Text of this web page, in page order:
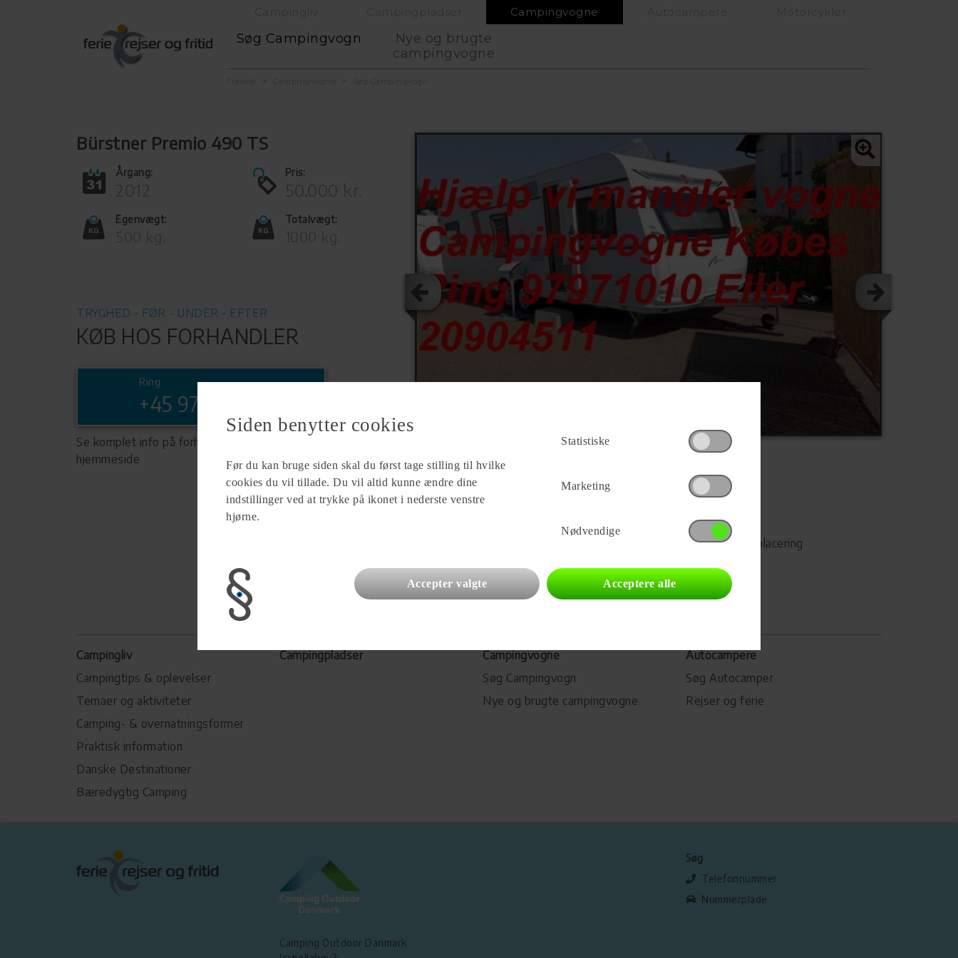
Campingvogne
Søg Campingvogn
Nye og brugte
campingvogne
Bürstner Premio 490 TS
Årgang: Pris:
Egenvægt: Totalvægt:
TRYGHED - FØR - UNDER - EFTER
KØB HOS FORHANDLER
Ring
+45 97971010
Se komplet info på forhandlerens
hjemmeside
Forhandler
Se alle 20vogne for forhandleren
Udskriv
Campingvognens placering
Campingliv
Campingtips & oplevelser
Temaer og aktiviteter
Camping- & overnatningsformer
Praktisk information
Danske Destinationer
Bæredygtig Camping
Campingpladser
Campingvogne
Søg Campingvogn
Nye og brugte campingvogne
Autocampere
Søg Autocamper
Rejser og ferie
Camping Outdoor Danmark
Søg
Telefonnummer
Nummerplade
Siden benytter cookies
Før du kan bruge siden skal du først tage stilling til hvilke
cookies du vil tillade. Du vil altid kunne ændre dine
indstillinger ved at trykke på ikonet i nederste venstre
hjørne.
Statistiske
Marketing
Nødvendige
Accepter valgte Acceptere alle